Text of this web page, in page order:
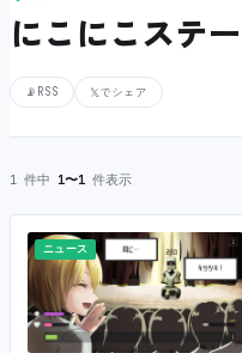
にこにこステ
📡 RSS 𝕏でシェア
1 件中 1〜1 件表示
ニュース